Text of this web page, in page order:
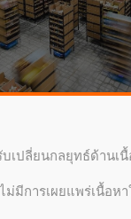
· อาลีบาบาในประเ
บเปลี่ยนกลยุทธ์ด้านเนื้
ม่มีการเผยแพร่เนื้อห